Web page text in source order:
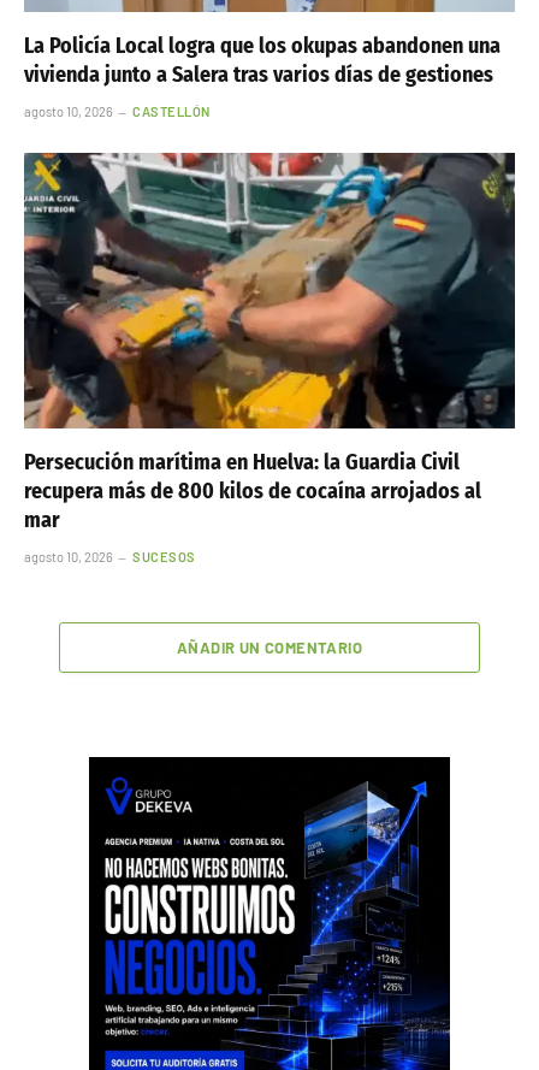
La Policía Local logra que los okupas abandonen una
vivienda junto a Salera tras varios días de gestiones
agosto 10, 2026 CASTELLÓN
Persecución marítima en Huelva: la Guardia Civil
recupera más de 800 kilos de cocaína arrojados al
mar
agosto 10, 2026 SUCESOS
AÑADIR UN COMENTARIO